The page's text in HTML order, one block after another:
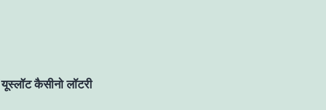
कैसीनो लॉटरी